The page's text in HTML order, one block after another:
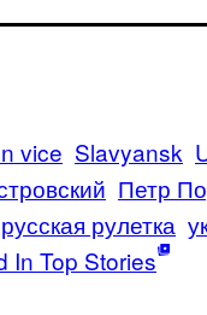
vice Slavyansk
Петр
русская рулетка
In Top Stories